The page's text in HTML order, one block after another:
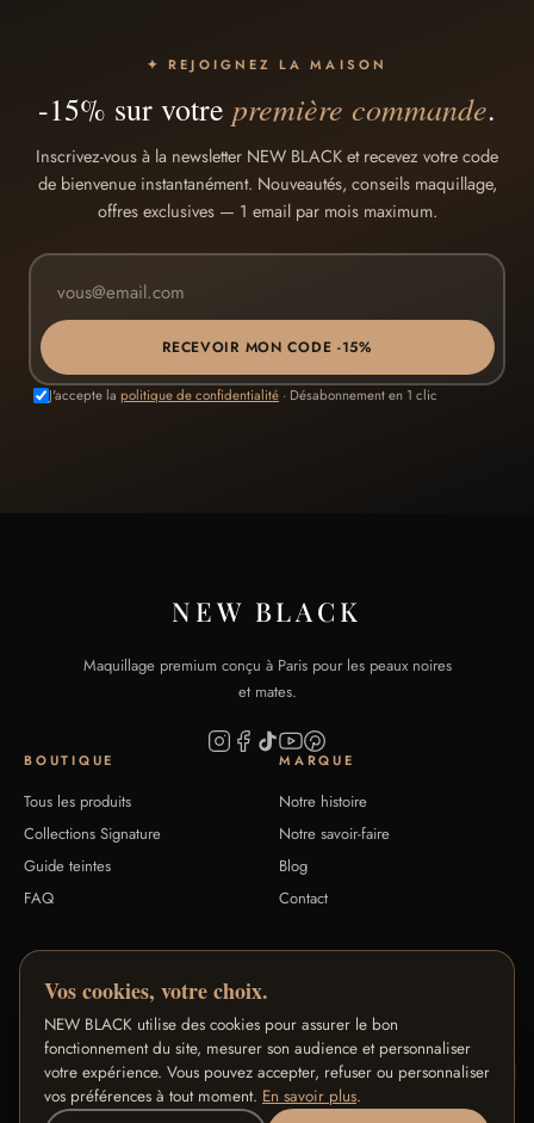
✦ REJOIGNEZ LA MAISON
-15% sur votre première commande.
Inscrivez-vous à la newsletter NEW BLACK et recevez votre code
de bienvenue instantanément. Nouveautés, conseils maquillage,
offres exclusives — 1 email par mois maximum.
RECEVOIR MON CODE -15%
J'accepte la politique de confidentialité · Désabonnement en 1 clic
NEW BLACK
Maquillage premium conçu à Paris pour les peaux noires
et mates.
BOUTIQUE
Tous les produits
Collections Signature
Guide teintes
FAQ
MARQUE
Notre histoire
Notre savoir-faire
Blog
Contact
AIDE
Retours & remboursement
CGV
Confidentialité
Mentions légales
Programme Ambassadeurs
Programme Affiliés
Pro / B2B
Vos cookies, votre choix.
NEW BLACK utilise des cookies pour assurer le bon
fonctionnement du site, mesurer son audience et personnaliser
votre expérience. Vous pouvez accepter, refuser ou personnaliser
vos préférences à tout moment. En savoir plus.